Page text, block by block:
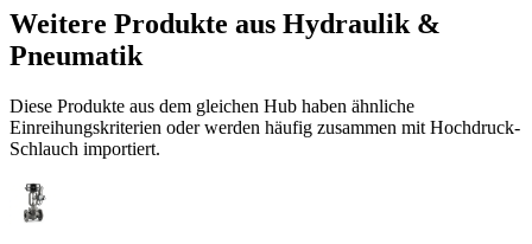
Weitere Produkte aus Hydraulik &
Pneumatik
Diese Produkte aus dem gleichen Hub haben ähnliche
Einreihungskriterien oder werden häufig zusammen mit Hochdruck-
Schlauch importiert.